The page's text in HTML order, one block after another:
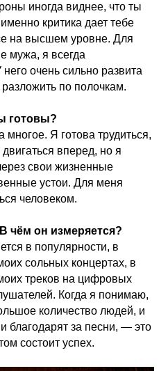
иногда виднее, что ты
критика дает тебе
на высшем уровне. Для
мужа, я всегда
очень сильно развита
по полочкам.
готовы?
многое. Я готова трудиться,
двигаться вперед, но я
свои жизненные
устои. Для меня
человеком.
чём он измеряется?
в популярности, в
сольных концертах, в
треков на цифровых
Когда я понимаю,
количество людей, и
благодарят за песни, — это
состоит успех.